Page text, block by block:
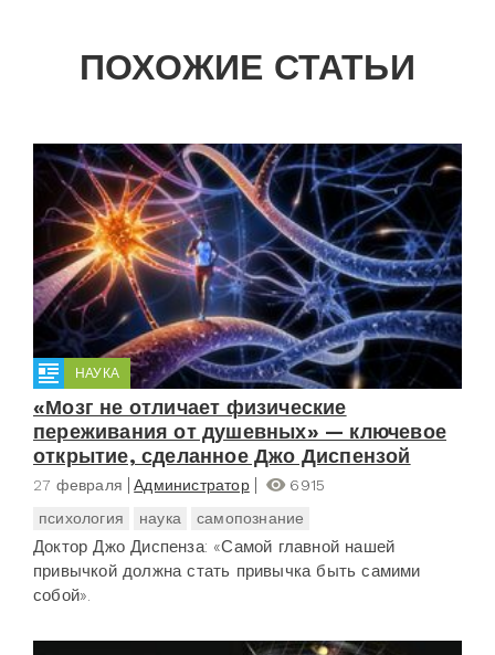
ПОХОЖИЕ СТАТЬИ
НАУКА
«Мозг не отличает физические
переживания от душевных» — ключевое
открытие, сделанное Джо Диспензой
27 февраля Администратор
6915
психология
наука самопознание
Доктор Джо Диспенза: «Самой главной нашей
привычкой должна стать привычка быть самими
собой».